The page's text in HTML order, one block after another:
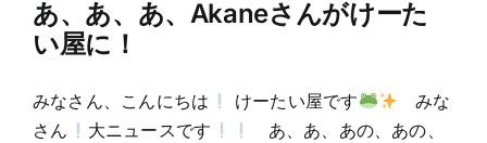
あ、あ、あ、Akaneさんがけーた
い屋に！
みなさん、こんにちは けーたい屋です
みな
さん
大ニュースです
あ、あ、あの、あの、